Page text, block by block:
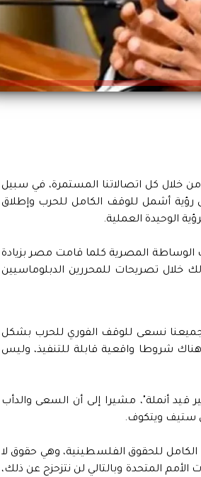
من خلال كل اتصالاتنا المستمرة، في سبيل
رؤية أشمل للوقف الكامل للحرب وإطلاق
الوحيدة العملية.
الوساطة المصرية كلما قامت مصر بزيادة
خلال تصريحات للمحررين الدبلوماسيين
جميعنا نسعى للوقف الفوري للحرب بشكل
شروطا واقعية قابلة للتنفيذ، وليس
قيد أنملة"، مشيرا إلى أن السعى والدأب
ستيف ويتكوف.
الكامل للحقوق الفلسطينية، وهي حقوق لا
المتحدة وبالتالي لن نتزحزح عن ذلك،